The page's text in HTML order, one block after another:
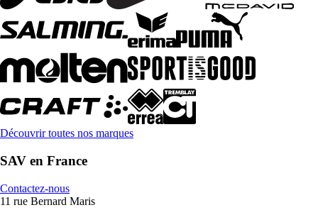
Découvrir toutes nos marques
SAV en France
Contactez-nous
11 rue Bernard Maris